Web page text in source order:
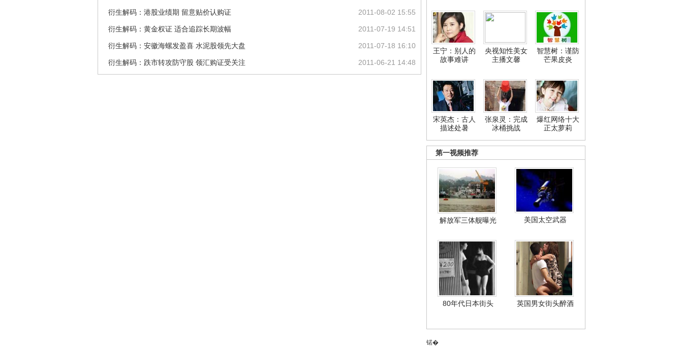
王宁：别人的
故事难讲
央视知性美女
主播文馨
智慧树：谨防
芒果皮炎
宋英杰：古人
描述处暑
张泉灵：完成
冰桶挑战
爆红网络十大
正太萝莉
第一视频推荐
解放军三体舰曝光 美国太空武器
80年代日本街头 英国男女街头醉酒
锘�
2011-08-02 15:55
衍生解码：港股业绩期 留意贴价认购证
2011-07-19 14:51
衍生解码：黄金权证 适合追踪长期波幅
2011-07-18 16:10
衍生解码：安徽海螺发盈喜 水泥股领先大盘
2011-06-21 14:48
衍生解码：跌市转攻防守股 领汇购证受关注